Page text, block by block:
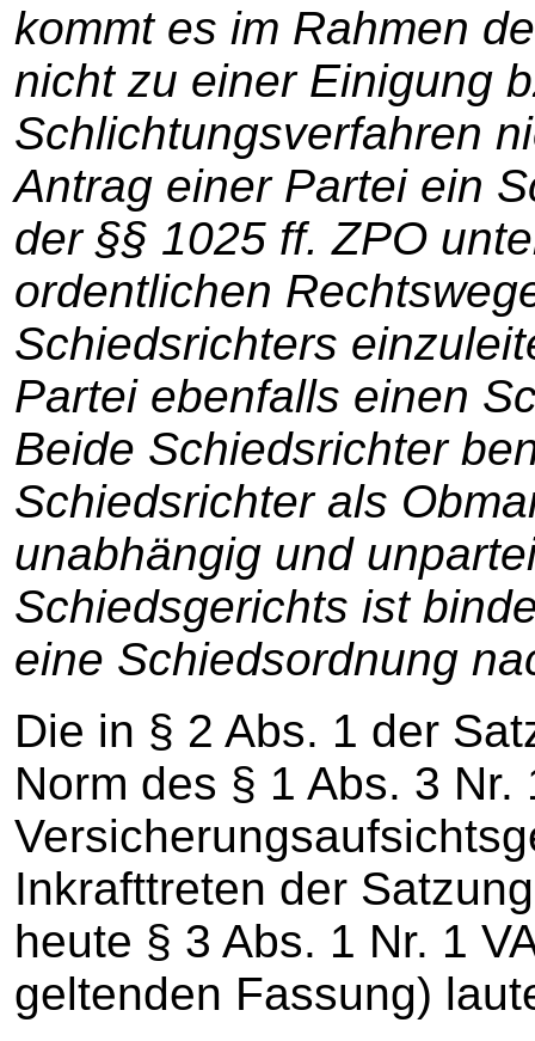
kommt es im Rahmen
nicht zu einer Einigung
Schlichtungsverfahren
Antrag einer Partei ein
der §§ 1025 ff. ZPO
ordentlichen
Schiedsrichters
Partei ebenfalls einen
Beide Schiedsrichter
Schiedsrichter als
unabhängig und
Schiedsgerichts ist
eine Schiedsordnung
Die in § 2 Abs. 1 der
Norm des § 1 Abs. 3 Nr.
Inkrafttreten der
heute § 3 Abs. 1 Nr. 1
geltenden Fassung)